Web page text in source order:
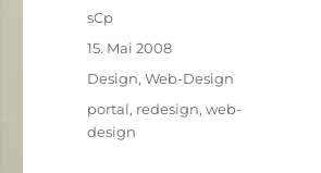
Autor
sCp
Veröffentlicht
15. Mai 2008
Kategorien
Design,Web-Design
Schlagwörter
portal, redesign,web-
design